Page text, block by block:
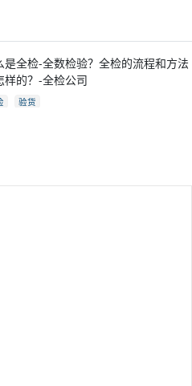
是全检-全数检验？全检的流程和方法
样的？-全检公司
验货